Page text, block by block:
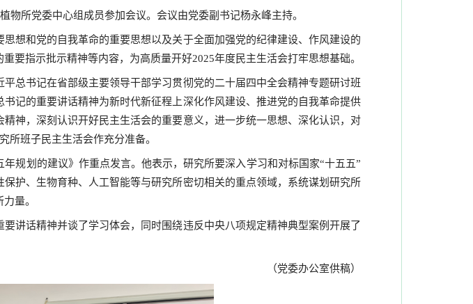
植物所党委中心组成员参加会议。会议由党委副书记杨永峰主持。
想和党的自我革命的重要思想以及关于全面加强党的纪律建设、作风建设的
要指示批示精神等内容，为高质量开好2025年度民主生活会打牢思想基础。
总书记在省部级主要领导干部学习贯彻党的二十届四中全会精神专题研讨班
记的重要讲话精神为新时代新征程上深化作风建设、推进党的自我革命提供
神，深刻认识开好民主生活会的重要意义，进一步统一思想、深化认识，对
所班子民主生活会作充分准备。
规划的建议》作重点发言。他表示，研究所要深入学习和对标国家“十五五”
护、生物育种、人工智能等与研究所密切相关的重点领域，系统谋划研究所
量。
讲话精神并谈了学习体会，同时围绕违反中央八项规定精神典型案例开展了
（党委办公室供稿）